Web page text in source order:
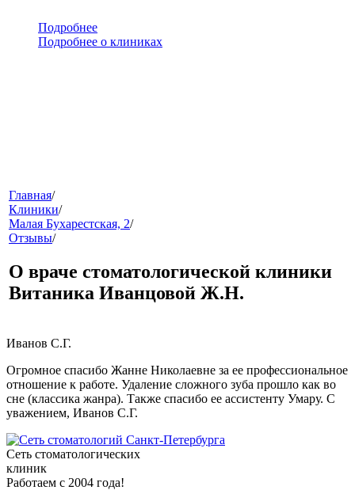
Подробнее
Подробнее о клиниках
меню
звонок
клиники
Главная/
Клиники/
Малая Бухарестская, 2/
Отзывы/
О враче стоматологической клиники
Витаника Иванцовой Ж.Н.
Иванов С.Г.
Огромное спасибо Жанне Николаевне за ее профессиональное
отношение к работе. Удаление сложного зуба прошло как во
сне (классика жанра). Также спасибо ее ассистенту Умару. С
уважением, Иванов С.Г.
Сеть стоматологических
клиник
Работаем с 2004 года!